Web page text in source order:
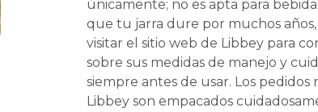
únicamente; no es apta para
que tu jarra dure por muchos años,
visitar el sitio web de Libbey para
sobre sus medidas de manejo y
siempre antes de usar. Los pedidos
Libbey son empacados